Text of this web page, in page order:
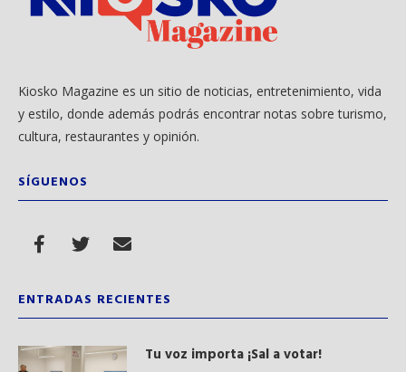
Kiosko Magazine es un sitio de noticias, entretenimiento, vida
y estilo, donde además podrás encontrar notas sobre turismo,
cultura, restaurantes y opinión.
SÍGUENOS
ENTRADAS RECIENTES
Tu voz importa ¡Sal a votar!